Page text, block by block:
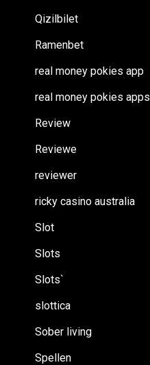
Qizilbilet
Ramenbet
real money pokies app
real money pokies apps
Review
Reviewe
reviewer
ricky casino australia
Slot
Slots
Slots`
slottica
Sober living
Spellen